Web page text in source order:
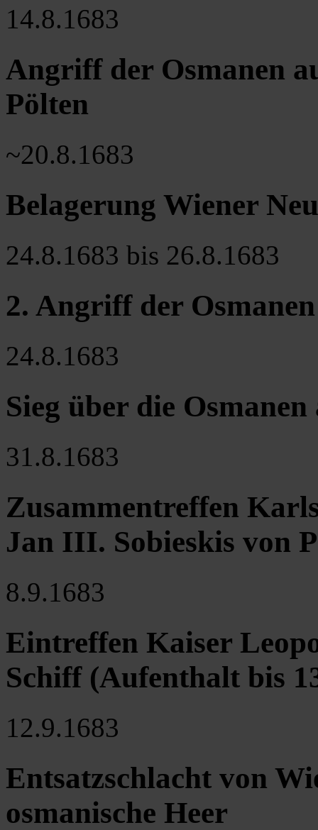
14.8.1683
Angriff der Osmanen
Pölten
~20.8.1683
Belagerung Wiener
24.8.1683 bis 26.8.1683
2. Angriff der
24.8.1683
Sieg über die
31.8.1683
Zusammentreffen
Jan III. Sobieskis von
8.9.1683
Eintreffen Kaiser
Schiff (Aufenthalt bis
12.9.1683
Entsatzschlacht von
osmanische Heer